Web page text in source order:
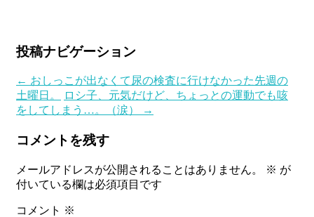
投稿ナビゲーション
← おしっこが出なくて尿の検査に行けなかった先週の
土曜日。
ロシ子、元気だけど、ちょっとの運動でも咳
をしてしまう…。（涙）
→
コメントを残す
メールアドレスが公開されることはありません。 ※ が
付いている欄は必須項目です
コメント ※